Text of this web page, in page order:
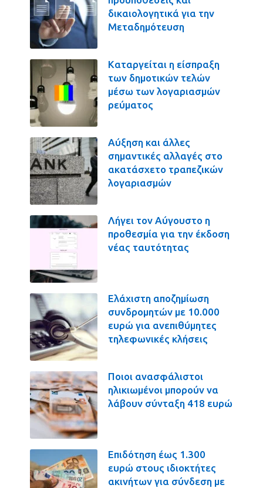
δικαιολογητικά για την
Μεταδημότευση
Καταργείται η είσπραξη
των δημοτικών τελών
μέσω των λογαριασμών
ρεύματος
Αύξηση και άλλες
σημαντικές αλλαγές στο
ακατάσχετο τραπεζικών
λογαριασμών
Λήγει τον Αύγουστο η
προθεσμία για την έκδοση
νέας ταυτότητας
Ελάχιστη αποζημίωση
συνδρομητών με 10.000
ευρώ για ανεπιθύμητες
τηλεφωνικές κλήσεις
Ποιοι ανασφάλιστοι
ηλικιωμένοι μπορούν να
λάβουν σύνταξη 418 ευρώ
Επιδότηση έως 1.300
ευρώ στους ιδιοκτήτες
ακινήτων για σύνδεση με